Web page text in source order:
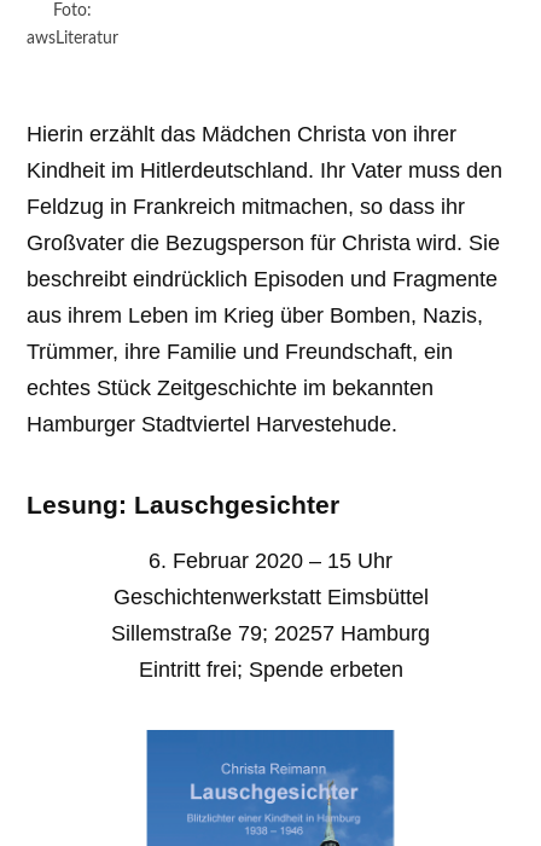
Foto:
awsLiteratur
Hierin erzählt das Mädchen Christa von ihrer
Kindheit im Hitlerdeutschland. Ihr Vater muss den
Feldzug in Frankreich mitmachen, so dass ihr
Großvater die Bezugsperson für Christa wird. Sie
beschreibt eindrücklich Episoden und Fragmente
aus ihrem Leben im Krieg über Bomben, Nazis,
Trümmer, ihre Familie und Freundschaft, ein
echtes Stück Zeitgeschichte im bekannten
Hamburger Stadtviertel Harvestehude.
Lesung: Lauschgesichter
6. Februar 2020 – 15 Uhr
Geschichtenwerkstatt Eimsbüttel
Sillemstraße 79; 20257 Hamburg
Eintritt frei; Spende erbeten